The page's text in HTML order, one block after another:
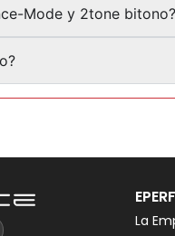
Mode y 2tone bitono?
La